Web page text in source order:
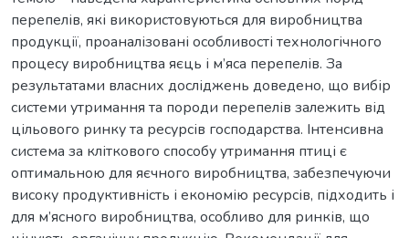
перепелів, які використовуються для виробництва
продукції, проаналізовані особливості технологічного
процесу виробництва яєць і м’яса перепелів. За
результатами власних досліджень доведено, що вибір
системи утримання та породи перепелів залежить від
цільового ринку та ресурсів господарства. Інтенсивна
система за кліткового способу утримання птиці є
оптимальною для яєчного виробництва, забезпечуючи
високу продуктивність і економію ресурсів, підходить і
для м’ясного виробництва, особливо для ринків, що